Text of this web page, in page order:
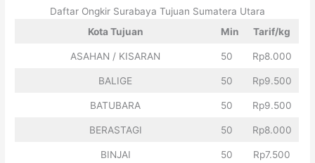
Daftar Ongkir Surabaya Tujuan Sumatera Utara
Kota Tujuan
Min Tarif/kg
ASAHAN / KISARAN 50 Rp8.000
BALIGE 50 Rp9.500
BATUBARA 50 Rp9.500
BERASTAGI 50 Rp8.000
BINJAI 50 Rp7.500